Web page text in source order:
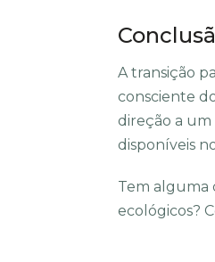
A transição
consciente
direção a um
disponíveis
Tem alguma
ecológicos?